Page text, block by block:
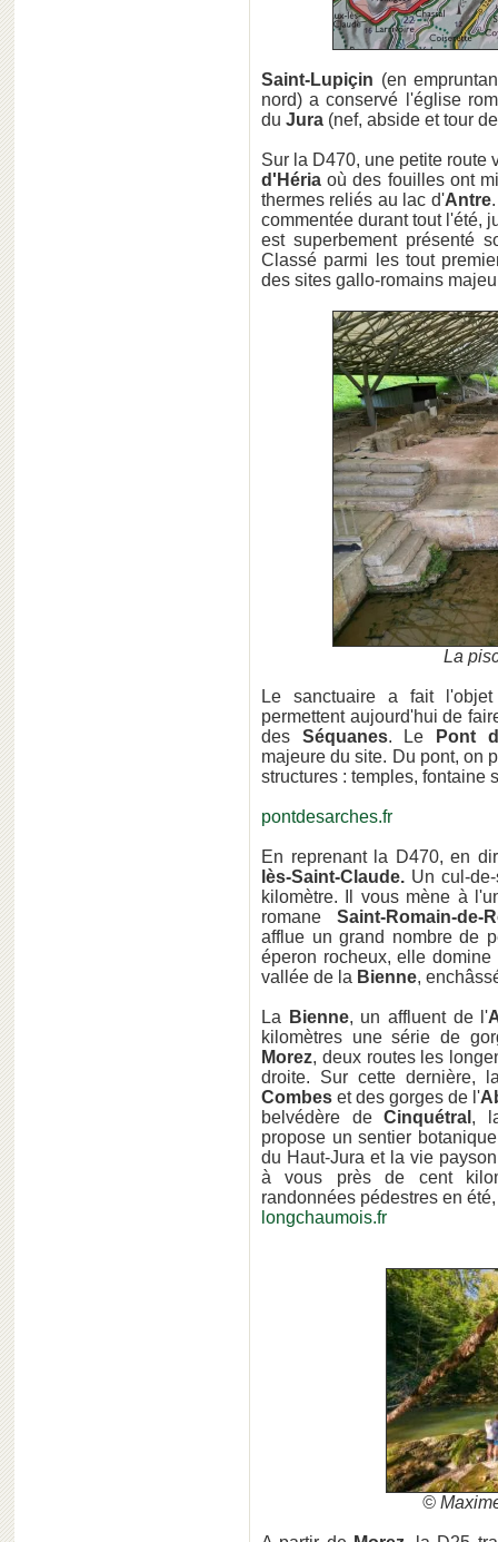
Saint-Lupiçin (en
nord) a conservé l'église
du Jura (nef, abside et tour
Sur la D470, une petite
d'Hériaoù des fouilles ont
thermes reliés au lac d'Antre
commentée durant tout l'été,
est superbement présenté
Classé parmi les tout
des sites gallo-romains
La
Le sanctuaire a fait
permettent aujourd'hui de
des Séquanes. Le
Pont
majeure du site. Du pont, on
structures : temples, fontaine
pontdesarches.fr
En reprenant la D470, en
lès-Saint-Claude. Un cul-
kilomètre. Il vous mène à
romaneSaint-Romain-de-
afflue un grand nombre de
éperon rocheux, elle
vallée de la Bienne,
La Bienne, un affluent de l'
kilomètres une série de
Morez, deux routes les
droite. Sur cette dernière,
Combes et des gorges de l'
belvédère deCinquétral ,
propose un sentier
du Haut-Jura et la vie
à vous près de cent
randonnées pédestres en
longchaumois.fr
©